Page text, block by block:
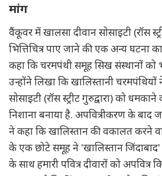
मांग
वैंकूवर में खालसा दीवान सोसाइटी (रॉस
भित्तिचित्र पाए जाने की एक अन्य घटना
कहा कि चरमपंथी समूह सिख संस्थानों को
उन्होंने लिखा कि खालिस्तानी
सोसाइटी (रॉस स्ट्रीट गुरुद्वारा) को
निशाना बनाया है. अपवित्रीकरण के बाद
ने कहा कि खालिस्तान की वकालत करने
के एक छोटे समूह ने 'खालिस्तान जिंदाबाद'
के साथ हमारी पवित्र दीवारों को